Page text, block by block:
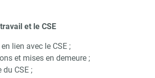
et le CSE
lien avec le CSE ;
et mises en demeure ;
du CSE ;